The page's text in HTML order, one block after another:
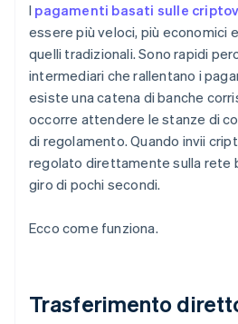
I pagamenti basati sulle
essere più veloci, più economici
quelli tradizionali. Sono rapidi
intermediari che rallentano i
esiste una catena di banche
occorre attendere le stanze di
di regolamento. Quando invii
regolato direttamente sulla rete
giro di pochi secondi.
Ecco come funziona.
Trasferimento